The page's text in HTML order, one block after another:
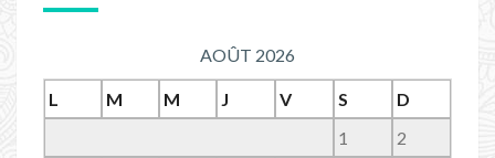
AOÛT 2026
L M M J V S
D
1
2